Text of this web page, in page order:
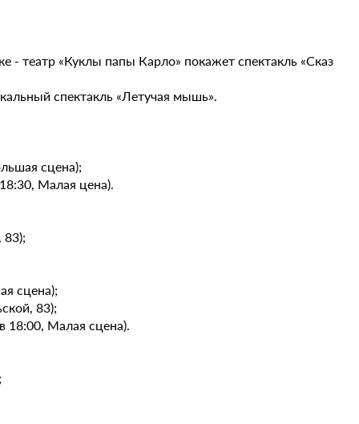
театр «Куклы папы Карло» покажет спектакль «Сказ
спектакль «Летучая мышь».
сцена);
Малая цена).
83);
сцена);
83);
18:00, Малая сцена).